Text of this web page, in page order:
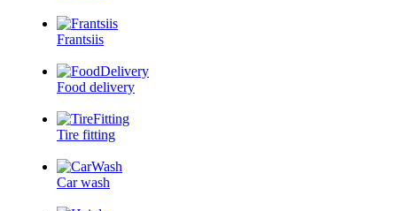
Frantsiis
Food delivery
Tire fitting
Car wash